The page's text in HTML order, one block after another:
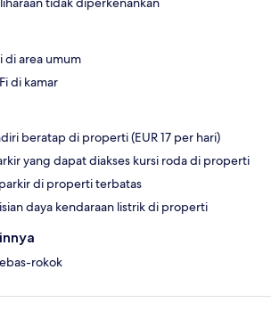
di area umum
di kamar
beratap di properti (EUR 17 per hari)
yang dapat diakses kursi roda di properti
di properti terbatas
daya kendaraan listrik di properti
rokok